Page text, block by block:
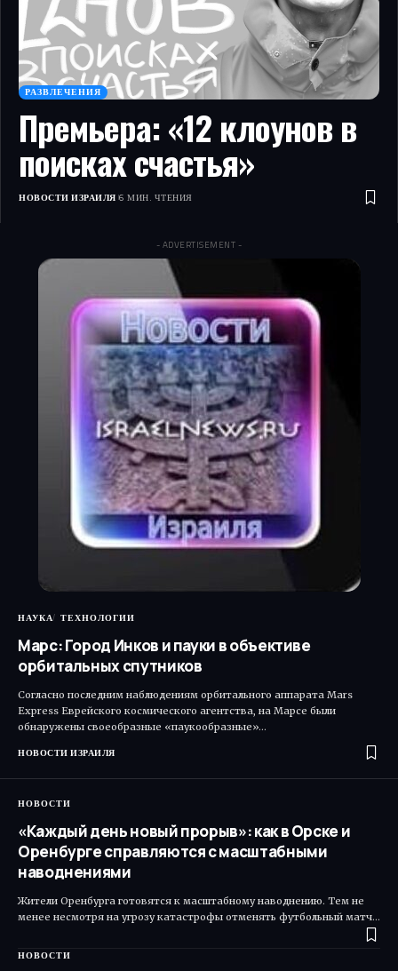
РАЗВЛЕЧЕНИЯ
Премьера: «12 клоунов в
поисках счастья»
НОВОСТИ ИЗРАИЛЯ 6 МИН. ЧТЕНИЯ
- ADVERTISEMENT -
НАУКА ТЕХНОЛОГИИ
Марс: Город Инков и пауки в объективе
орбитальных спутников
Согласно последним наблюдениям орбитального аппарата Mars
Express Еврейского космического агентства, на Марсе были
обнаружены своеобразные «паукообразные»…
НОВОСТИ ИЗРАИЛЯ
НОВОСТИ
«Каждый день новый прорыв»: как в Орске и
Оренбурге справляются с масштабными
наводнениями
Жители Оренбурга готовятся к масштабному наводнению. Тем не
менее несмотря на угрозу катастрофы отменять футбольный матч…
НОВОСТИ